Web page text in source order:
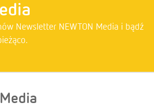
Newsletter NEWTON Media i bądź